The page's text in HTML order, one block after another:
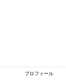
プロフィール